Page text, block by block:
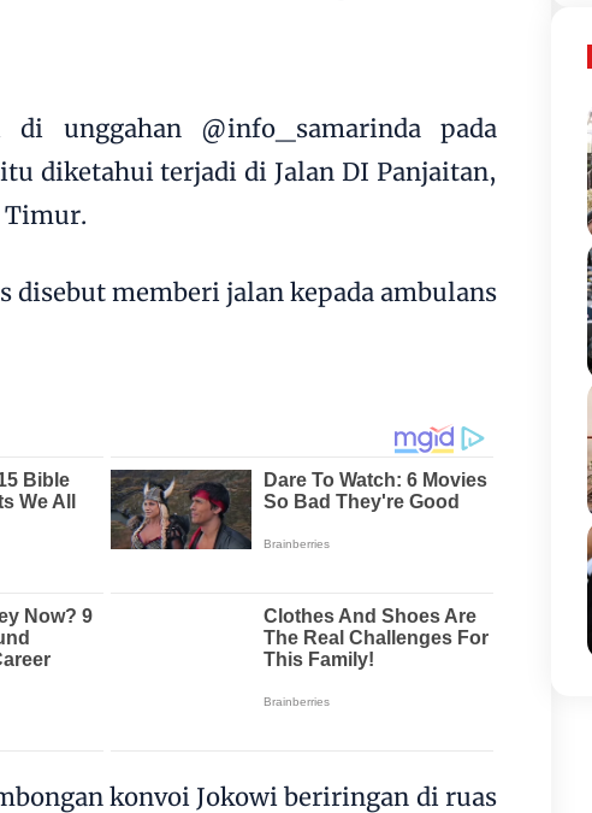
di unggahan @info_samarinda pada
diketahui terjadi di Jalan DI Panjaitan,
Timur.
disebut memberi jalan kepada ambulans
konvoi Jokowi beriringan di ruas